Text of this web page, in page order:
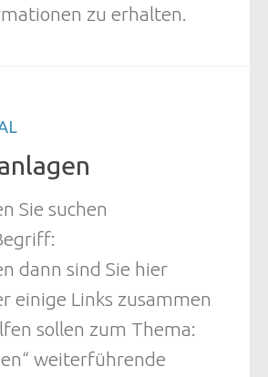
zu erhalten.
Sie suchen
dann sind Sie hier
einige Links zusammen
sollen zum Thema:
weiterführende